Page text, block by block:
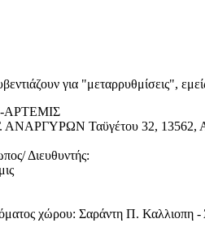
για "μεταρρυθμίσεις",
Ταϋγέτου 32, 13562,
Διευθυντής:
χώρου: Σαράντη Π. Καλλιοπη -